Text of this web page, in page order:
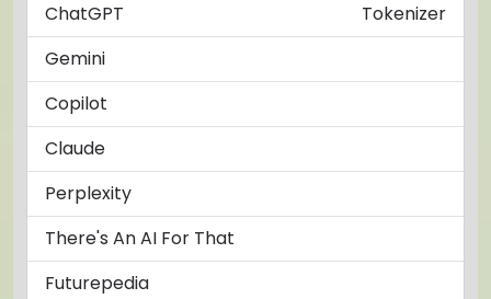
ChatGPT
Tokenizer
Gemini
Copilot
Claude
Perplexity
There's An AI For That
Futurepedia